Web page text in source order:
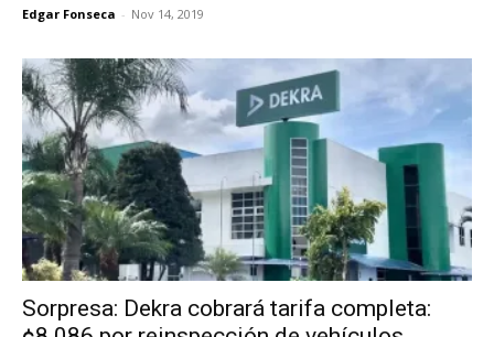
Edgar Fonseca - Nov 14, 2019
Sorpresa: Dekra cobrará tarifa completa: